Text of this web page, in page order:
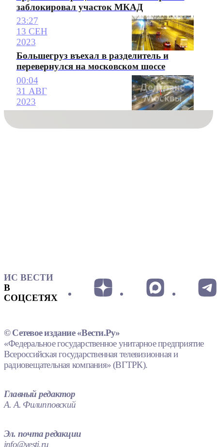
заблокировал участок МКАД
23:27
13 СЕН
2023
Большегруз въехал в разделитель и
перевернулся на московском шоссе
00:04
31 АВГ
2023
ИС ВЕСТИ
В
СОЦСЕТЯХ
© Сетевое издание «Вести.Ру»
«Федеральное государственное унитарное предприятие
Всероссийская государственная телевизионная и
радиовещательная компания» (ВГТРК).
Главный редактор
А. А. Филипповский
Эл. почта редакции
info@vesti.ru